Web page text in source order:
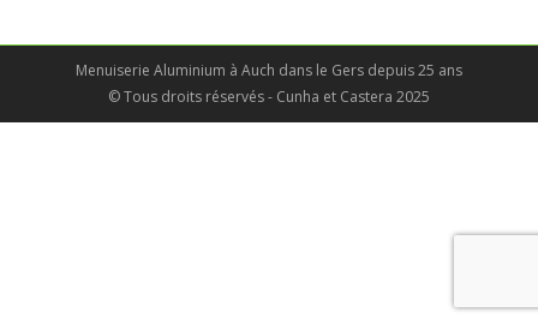
Menuiserie Aluminium à Auch dans le Gers depuis 25 ans
© Tous droits réservés - Cunha et Castera 2025